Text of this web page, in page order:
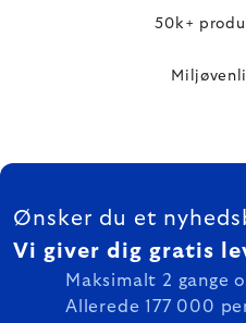
50k+
FOOTER
Ønsker du et
Vi giver dig gratis
Maksimalt 2 gange
Allerede 177 000